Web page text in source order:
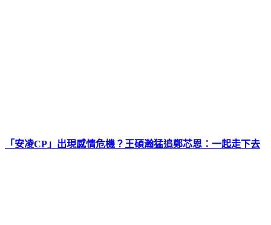
「安凌CP」出現感情危機？王碩瀚猛追鄭芯恩：一起走下去